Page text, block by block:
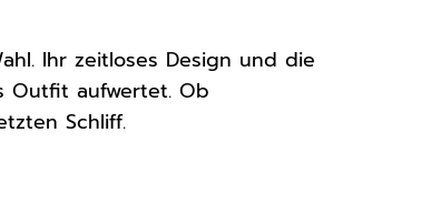
Ihr zeitloses Design und die
Outfit aufwertet. Ob
Schliff.